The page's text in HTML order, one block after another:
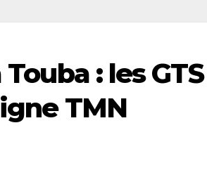
: les GTS
TMN